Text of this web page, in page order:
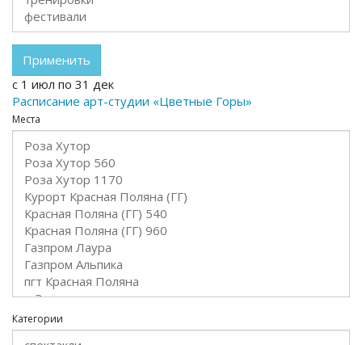
Применить
с 1 июл по 31 дек
Расписание арт-студии «Цветные Горы»
Места
Категории